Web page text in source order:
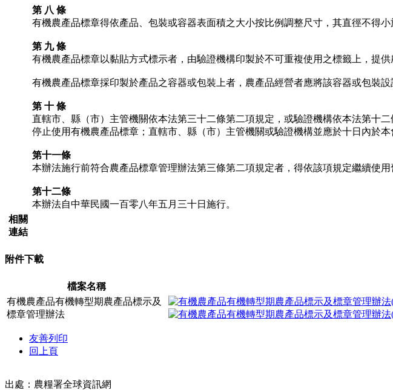
第 八 條
有機農產品標章得依產品、包裝或容器表面積之大小按比例調整尺寸，其直徑不得
第 九 條
有機農產品標章以黏貼方式標示者，由驗證機構印製於不可重複使用之標籤上，提供
有機農產品標章採印製於產品之容器或包裝上者，農產品經營者應將該容器或包裝
第 十 條
直轄市、縣（市）主管機關依本法第三十二條第二項規定，或驗證機構依本法第十
停止使用有機農產品標章；直轄市、縣（市）主管機關或驗證機構並應於十日內於本
第十一條
本辦法施行前符合農產品標章管理辦法第三條第二項規定者，得依該項規定繼續使用
第十二條
本辦法自中華民國一百零八年五月三十日施行。
相關
連結
附件下載
檔案名稱
有機農產品有機轉型期農產品標示及
標章管理辦法
友善列印
回上頁
出處：農糧署全球資訊網